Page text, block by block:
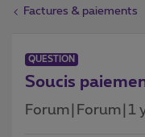
Factures & paiements
QUESTION
Soucis
Forum|Forum|1